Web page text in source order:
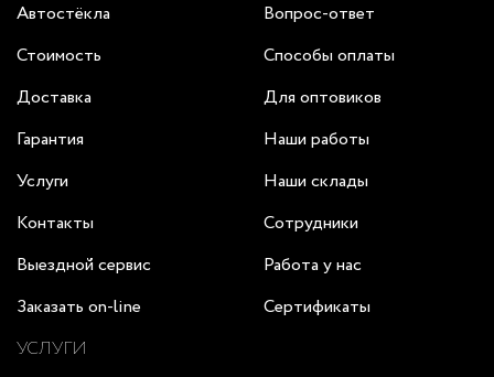
Автостёкла
Стоимость
Доставка
Гарантия
Услуги
Контакты
Выездной сервис
Заказать on-line
Вопрос-ответ
Способы оплаты
Для оптовиков
Наши работы
Наши склады
Сотрудники
Работа у нас
Сертификаты
УСЛУГИ